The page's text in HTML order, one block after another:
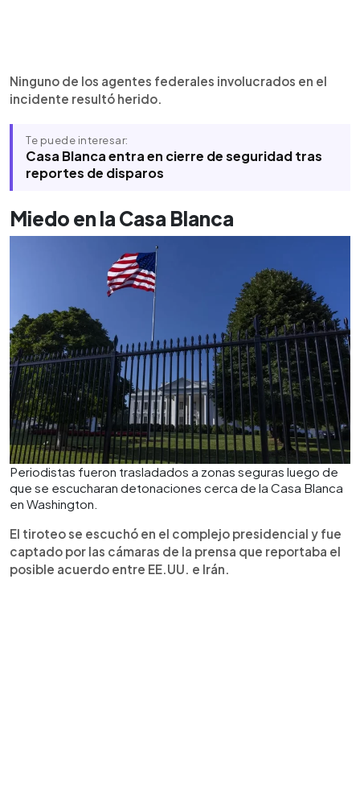
Ninguno de los agentes federales involucrados en el
incidente resultó herido.
Te puede interesar:
Casa Blanca entra en cierre de seguridad tras
reportes de disparos
Miedo en la Casa Blanca
Periodistas fueron trasladados a zonas seguras luego de
que se escucharan detonaciones cerca de la Casa Blanca
en Washington.
El tiroteo se escuchó en el complejo presidencial y fue
captado por las cámaras de la prensa que reportaba el
posible acuerdo entre EE.UU. e Irán.